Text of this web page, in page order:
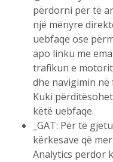
përdorni për të
një mënyre
uebfaqe ose
apo linku me
trafikun e
dhe navigimin në
Kuki
këtë uebfaqe.
_GAT: Për të
kërkesave që
Analytics përdor